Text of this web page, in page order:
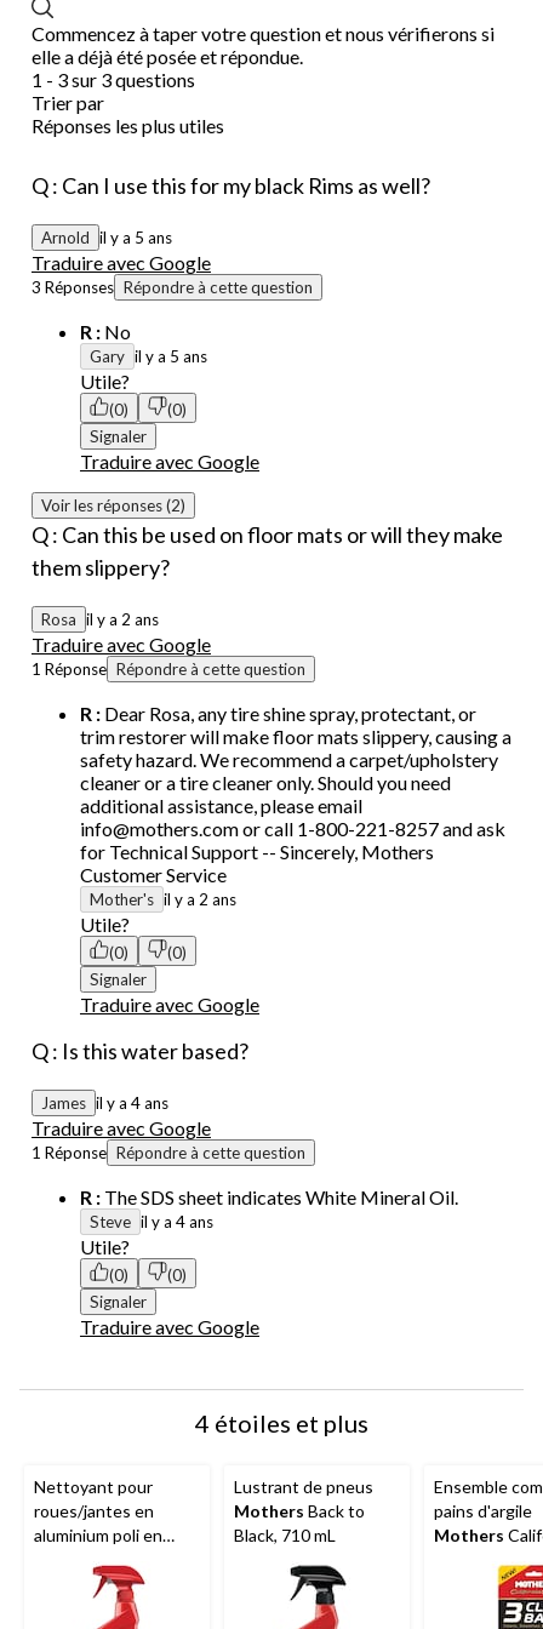
Commencez à taper votre question et nous vérifierons si
elle a déjà été posée et répondue.
1 - 3 sur 3 questions
Trier par
Réponses les plus utiles
Q : Can I use this for my black Rims as well?
Arnold il y a 5 ans
Traduire avec Google
3 Réponses Répondre à cette question
R : No
Gary il y a 5 ans
Utile?
(0)
(0)
Signaler
Traduire avec Google
Voir les réponses (2)
Q : Can this be used on floor mats or will they make
them slippery?
Rosa il y a 2 ans
Traduire avec Google
1 Réponse Répondre à cette question
R : Dear Rosa, any tire shine spray, protectant, or
trim restorer will make floor mats slippery, causing a
safety hazard. We recommend a carpet/upholstery
cleaner or a tire cleaner only. Should you need
additional assistance, please email
info@mothers.com or call 1-800-221-8257 and ask
for Technical Support -- Sincerely, Mothers
Customer Service
Mother's il y a 2 ans
Utile?
(0)
(0)
Signaler
Traduire avec Google
Q : Is this water based?
James il y a 4 ans
Traduire avec Google
1 Réponse Répondre à cette question
R : The SDS sheet indicates White Mineral Oil.
Steve il y a 4 ans
Utile?
(0)
(0)
Signaler
Traduire avec Google
4 étoiles et plus
Nettoyant pour
roues/jantes en
aluminium poli en
Mothers, 710 mL
Lustrant de pneus
Mothers Back to
Black, 710 mL
Ensemble
pains d'argile
Mothers
Gold, 3-pq